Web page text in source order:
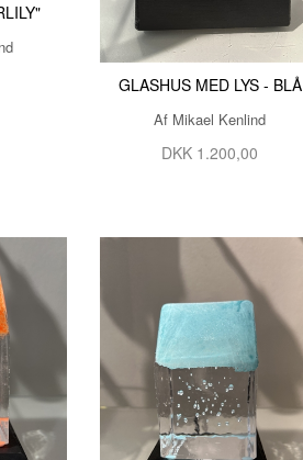
GLASHUS MED LYS - BLÅ
Af Mikael Kenlind
DKK 1.200,00